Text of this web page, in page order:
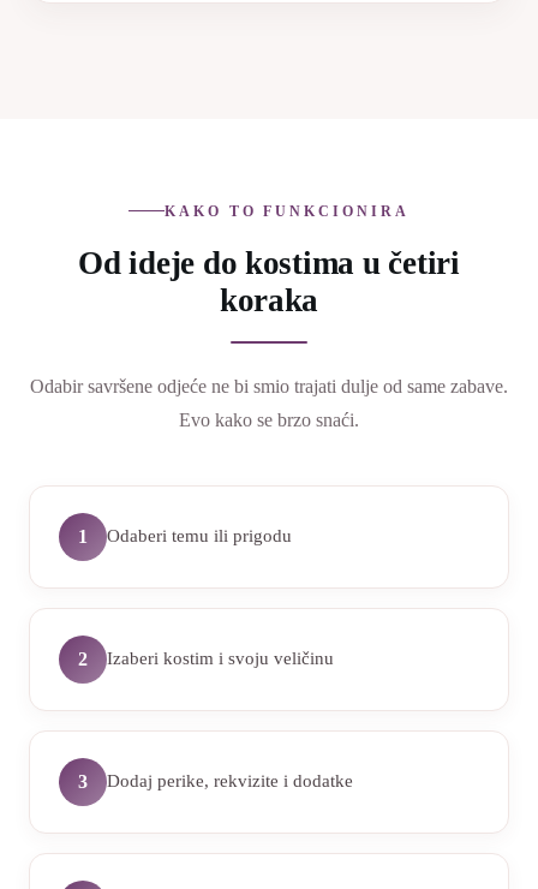
KAKO TO FUNKCIONIRA
Od ideje do kostima u četiri
koraka
Odabir savršene odjeće ne bi smio trajati dulje od same zabave.
Evo kako se brzo snaći.
1 Odaberi temu ili prigodu
2 Izaberi kostim i svoju veličinu
3 Dodaj perike, rekvizite i dodatke